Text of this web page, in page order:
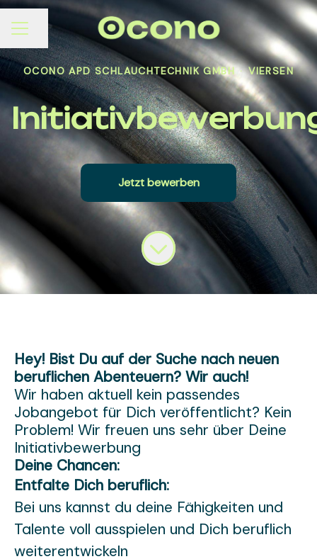
KARRIEREMENÜ
Seite teilen
OCONO APD SCHLAUCHTECHNIK GMBH · VIERSEN
Jetzt bewerben
Hey! Bist Du auf der Suche nach neuen
beruflichen Abenteuern? Wir auch!
Wir haben aktuell kein passendes
Jobangebot für Dich veröffentlicht? Kein
Problem! Wir freuen uns sehr über Deine
Initiativbewerbung
Deine Chancen:
Entfalte Dich beruflich:
Bei uns kannst du deine Fähigkeiten und
Talente voll ausspielen und Dich beruflich
weiterentwickeln